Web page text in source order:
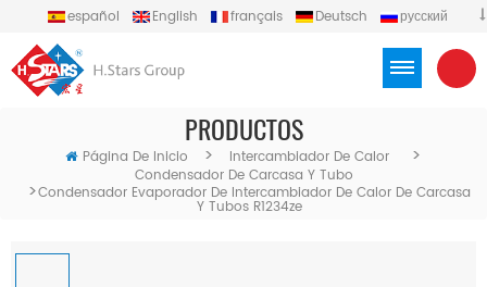
español English français Deutsch
русский
PRODUCTOS
Página De Inicio > Intercambiador De Calor >
Condensador De Carcasa Y Tubo
>Condensador Evaporador De Intercambiador De Calor De Carcasa
Y Tubos R1234ze